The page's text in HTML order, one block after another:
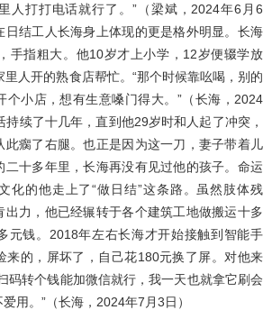
人打打电话就行了。”（梁斌，2024年6月6
日结工人长海身上体现的更是格外明显。长海
手指粗大。他10岁才上小学，12岁便辍学放
人开的熟食店帮忙。“那个时候靠吆喝，别的
个小店，想有生意嗓门得大。”（长海，2024
续了十几年，直到他29岁时和人起了冲突，
此瘸了右腿。也正是因为这一刀，妻子带着儿
二十多年里，长海再没有见过他的孩子。命运
化的他走上了“做日结”这条路。虽然肢体残
出力，他已经辗转于各个建筑工地做搬运十多
元钱。2018年左右长海才开始接触到智能手
来的，屏坏了，自己花180元换了屏。对他来
码转个钱能加微信就行，我一天也就拿它刷会
用。”（长海，2024年7月3日）